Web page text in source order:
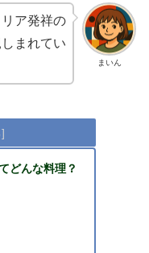
まいん
ア発祥の
まれてい
どんな料理？